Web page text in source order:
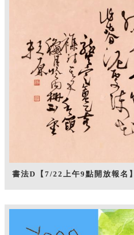
書法D【7/22上午9點開放報名】